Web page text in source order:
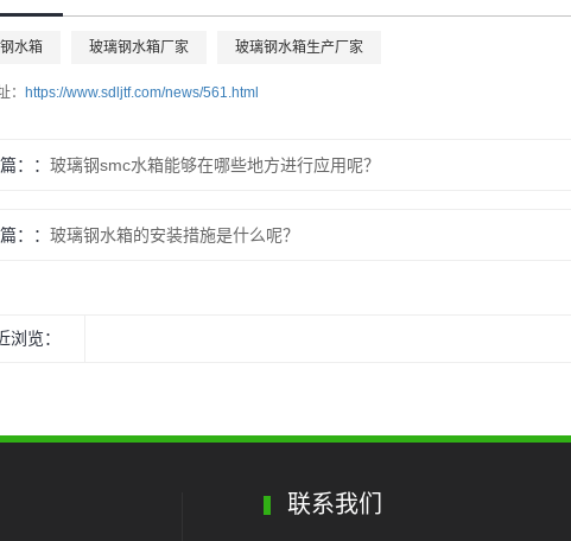
水箱 玻璃钢水箱厂家 玻璃钢水箱生产厂家
： https://www.sdljtf.com/news/561.html
： 玻璃钢smc水箱能够在哪些地方进行应用呢？
： 玻璃钢水箱的安装措施是什么呢？
浏览：
联系我们